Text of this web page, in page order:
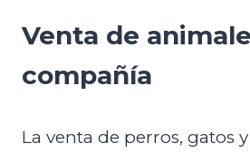
Venta de
compañía
La venta de perros, gatos